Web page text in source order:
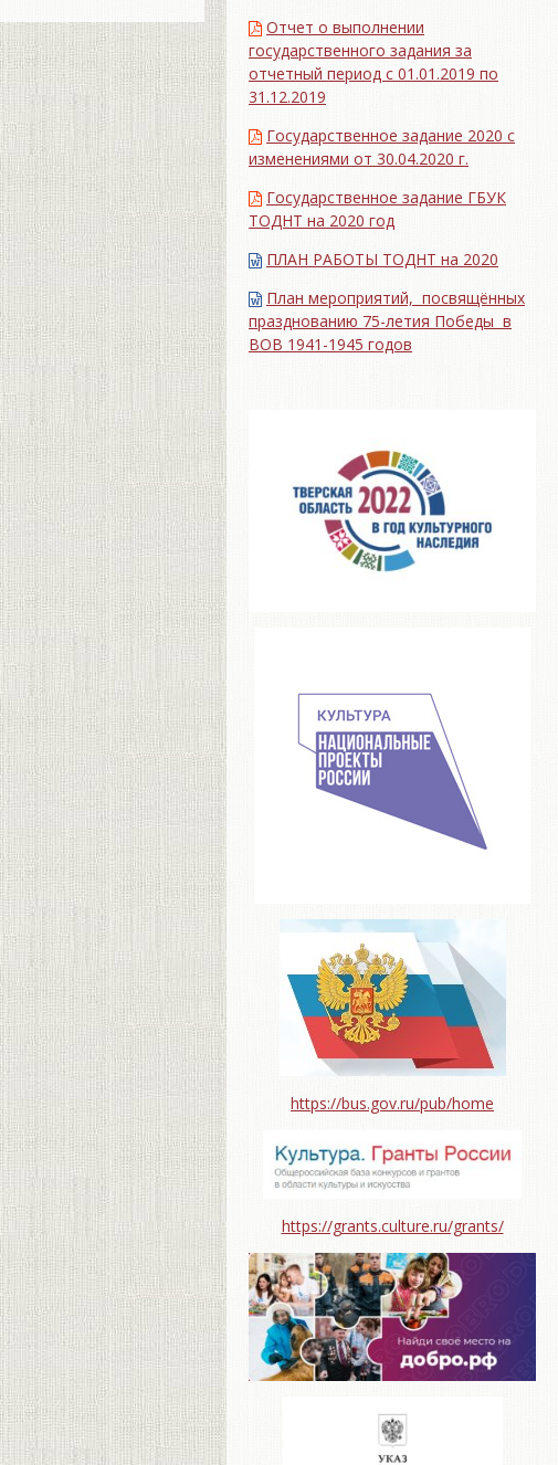
Отчет о выполнении
государственного задания за
отчетный период с 01.01.2019 по
31.12.2019
Государственное задание 2020 с
изменениями от 30.04.2020 г.
Государственное задание ГБУК
ТОДНТ на 2020 год
ПЛАН РАБОТЫ ТОДНТ на 2020
План мероприятий, посвящённых
празднованию 75-летия Победы в
ВОВ 1941-1945 годов
https://bus.gov.ru/pub/home
https://grants.culture.ru/grants/